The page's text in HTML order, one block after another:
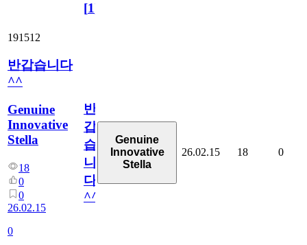
[1]
191512
반갑습니다
^^
Genuine
Innovative
Stella
18
0
0
26.02.15
0
반
갑
습
니
다
^^
Genuine
Innovative
Stella
26.02.15 18 0